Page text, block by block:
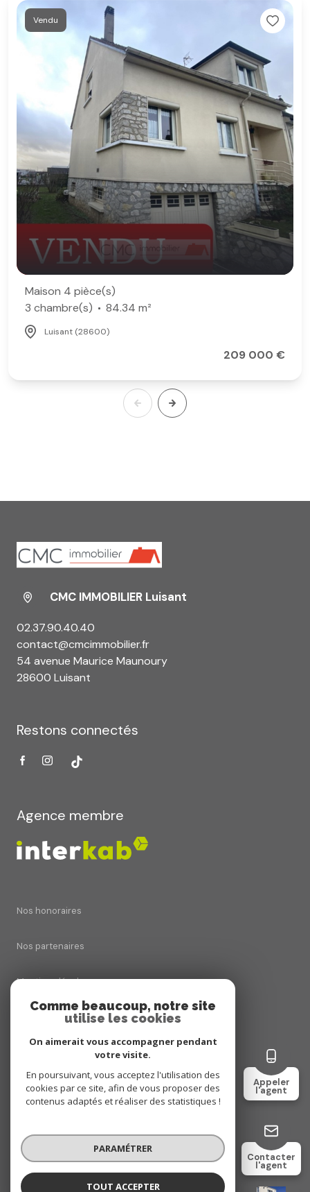
Appeler
l'agent
Contacter
l'agent
Vendu
Maison 4 pièce(s)
3 chambre(s)
84.34 m²
Luisant (28600)
209 000 €
CMC IMMOBILIER Luisant
02.37.90.40.40
contact@cmcimmobilier.fr
54 avenue Maurice Maunoury
28600 Luisant
Restons connectés
Agence membre
Nos honoraires
Nos partenaires
Mentions légales
Cookies
© 2026 | Tous droits réservés
Réalisé par
Comme beaucoup, notre site
utilise les cookies
On aimerait vous accompagner pendant
votre visite.
En poursuivant, vous acceptez l'utilisation des
cookies par ce site, afin de vous proposer des
contenus adaptés et réaliser des statistiques !
PARAMÉTRER
TOUT ACCEPTER